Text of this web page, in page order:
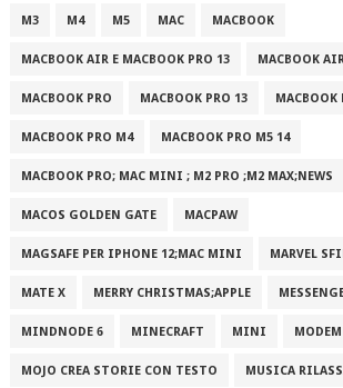
M3 M4 M5 MAC MACBOOK
MACBOOK AIR E MACBOOK PRO 13 MACBOOK
MACBOOK PRO MACBOOK PRO 13 MACBOOK
MACBOOK PRO M4 MACBOOK PRO M5 14
MACBOOK PRO; MAC MINI ; M2 PRO ;M2 MAX;NEWS
MACOS GOLDEN GATE MACPAW
MAGSAFE PER IPHONE 12;MAC MINI MARVEL
MATE X MERRY CHRISTMAS;APPLE
MINDNODE 6 MINECRAFT MINI MODEM
MOJO CREA STORIE CON TESTO MUSICA